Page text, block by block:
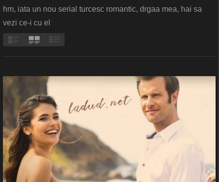
hm, iata un nou serial turcesc romantic, drgaa mea, hai sa
vezi ce-i cu el